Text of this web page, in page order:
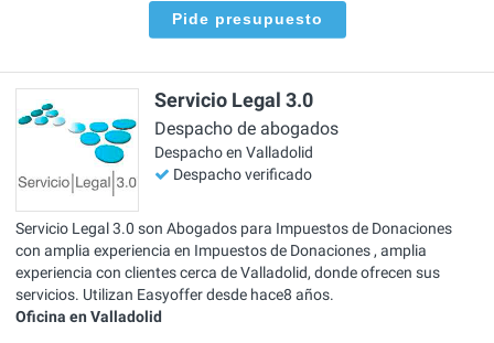
Pide presupuesto
Servicio Legal 3.0
Despacho de abogados
Despacho en Valladolid
Despacho verificado
Servicio Legal 3.0 son Abogados para Impuestos de Donaciones
con amplia experiencia en Impuestos de Donaciones , amplia
experiencia con clientes cerca de Valladolid, donde ofrecen sus
servicios. Utilizan Easyoffer desde hace8 años.
Oficina en Valladolid